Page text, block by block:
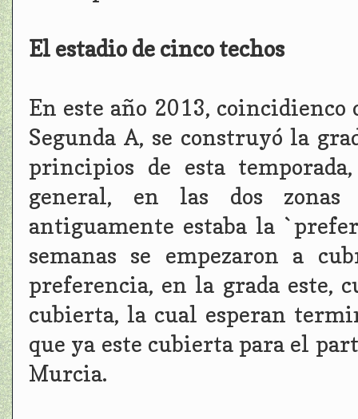
El estadio de cinco techos
En este año 2013,
Segunda A, se construyó la
principios de esta
general, en las dos
antiguamente estaba la
semanas se empezaron a
preferencia, en la grada este,
cubierta, la cual esperan
que ya este cubierta para el
Murcia.